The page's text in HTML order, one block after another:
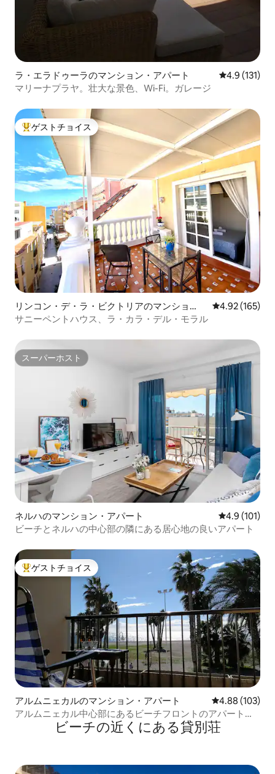
ラ・エラドゥーラのマンション・アパート レビュー131
4.9 (131)
マリーナプラヤ。壮大な景色、Wi-Fi。ガレージ
大好評のゲストチョイスです。
ゲストチョイス
リンコン・デ・ラ・ビクトリアのマンショ
ン・アパート
レビュー165
4.92 (165)
サニーペントハウス、ラ・カラ・デル・モラル
スーパーホスト
スーパーホスト
ネルハのマンション・アパート レビュー101
4.9 (101)
ビーチとネルハの中心部の隣にある居心地の良いアパート
大好評のゲストチョイスです。
ゲストチョイス
アルムニェカルのマンション・アパート レビュー103
4.88 (103)
アルムニェカル中心部にあるビーチフロントのアパートで
ビーチの近くにある貸別荘